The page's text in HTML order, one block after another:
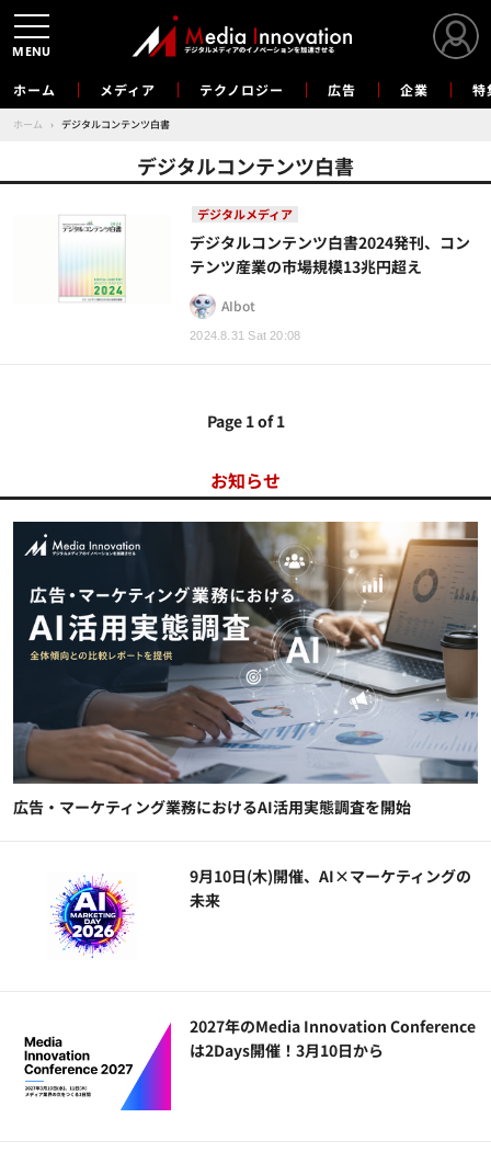
ホーム メディア テクノロジー 広告 企業 特
ホーム › デジタルコンテンツ白書
デジタルコンテンツ白書
デジタルメディア
2024.8.31 Sat 20:08
デジタルコンテンツ白書2024発刊、コン
テンツ産業の市場規模13兆円超え
AIbot
Page 1 of 1
お知らせ
広告・マーケティング業務におけるAI活用実態調査を開始
9月10日(木)開催、AI×マーケティングの
未来
2027年のMedia Innovation Conference
は2Days開催！3月10日から
MENU